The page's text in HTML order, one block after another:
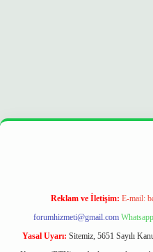
https://betexpergir.net/
Reklam ve İletişim: E-mail:
forumhizmeti@gmail.com
Yasal Uyarı: Sitemiz, 5651 Sayılı